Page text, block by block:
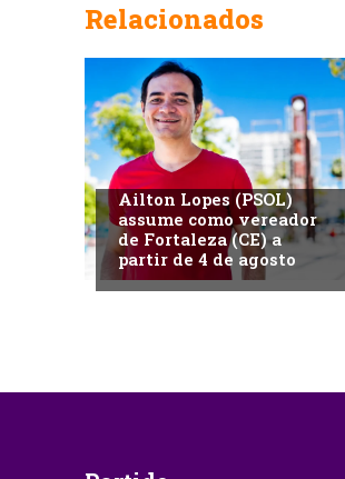
Relacionados
Ailton Lopes (PSOL)
assume como vereador
de Fortaleza (CE) a
partir de 4 de agosto